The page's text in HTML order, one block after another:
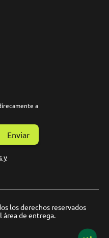
a
Enviar
y
los derechos reservados
área de entrega.